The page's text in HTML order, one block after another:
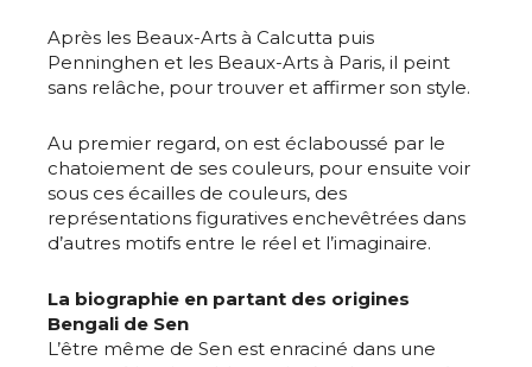
Après les Beaux-Arts à Calcutta puis
Penninghen et les Beaux-Arts à Paris, il peint
sans relâche, pour trouver et affirmer son style.
Au premier regard, on est éclaboussé par le
chatoiement de ses couleurs, pour ensuite voir
sous ces écailles de couleurs, des
représentations figuratives enchevêtrées dans
d’autres motifs entre le réel et l’imaginaire.
La biographie en partant des origines
Bengali de Sen
L’être même de Sen est enraciné dans une